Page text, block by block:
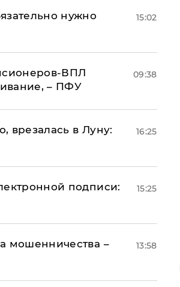
нужно
15:02
ВПЛ
– ПФУ
09:38
врезалась в Луну:
16:25
подписи:
15:25
мошенничества –
13:58